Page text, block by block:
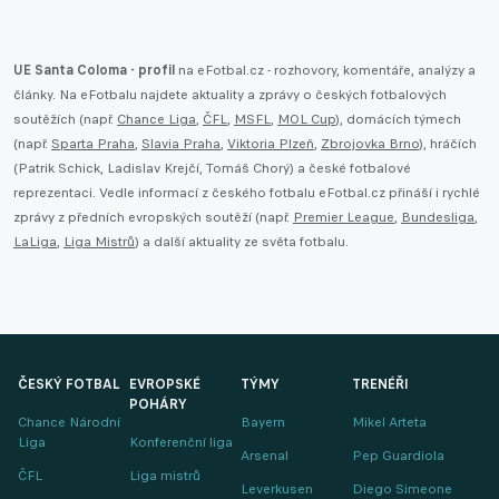
UE Santa Coloma - profil na eFotbal.cz - rozhovory, komentáře, analýzy a
články. Na eFotbalu najdete aktuality a zprávy o českých fotbalových
soutěžích (např. Chance Liga, ČFL, MSFL, MOL Cup), domácích týmech
(např. Sparta Praha, Slavia Praha, Viktoria Plzeň, Zbrojovka Brno), hráčích
(Patrik Schick, Ladislav Krejčí, Tomáš Chorý) a české fotbalové
reprezentaci. Vedle informací z českého fotbalu eFotbal.cz přináší i rychlé
zprávy z předních evropských soutěží (např. Premier League, Bundesliga,
LaLiga, Liga Mistrů) a další aktuality ze světa fotbalu.
ČESKÝ FOTBAL
Chance Národní
Liga
ČFL
EVROPSKÉ
POHÁRY
Konferenční liga
Liga mistrů
TÝMY
Bayern
Arsenal
Leverkusen
TRENÉŘI
Mikel Arteta
Pep Guardiola
Diego Simeone